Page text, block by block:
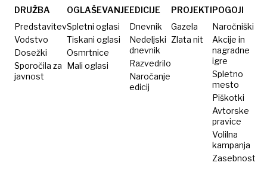
blizu 70
m
DRUŽBA
Predstavitev
Vodstvo
Dosežki
Sporočila za
javnost
OGLAŠEVANJE
Spletni oglasi
Tiskani oglasi
Osmrtnice
Mali oglasi
EDICIJE
Dnevnik
Nedeljski
dnevnik
Razvedrilo
Naročanje
edicij
PROJEKTI
Gazela
Zlata nit
POGOJI
Naročniški
Akcije in
nagradne
igre
Spletno
mesto
Piškotki
Avtorske
pravice
Volilna
kampanja
Zasebnost